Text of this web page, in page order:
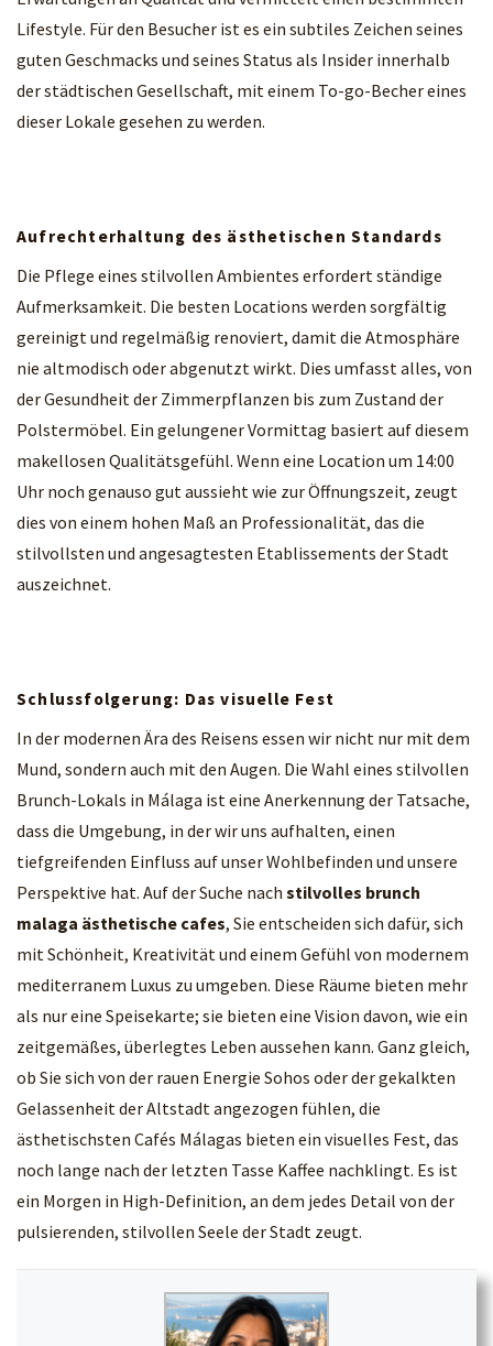
Lifestyle. Für den Besucher ist es ein subtiles Zeichen seines
guten Geschmacks und seines Status als Insider innerhalb
der städtischen Gesellschaft, mit einem To-go-Becher eines
dieser Lokale gesehen zu werden.
Aufrechterhaltung des ästhetischen Standards
Die Pflege eines stilvollen Ambientes erfordert ständige
Aufmerksamkeit. Die besten Locations werden sorgfältig
gereinigt und regelmäßig renoviert, damit die Atmosphäre
nie altmodisch oder abgenutzt wirkt. Dies umfasst alles, von
der Gesundheit der Zimmerpflanzen bis zum Zustand der
Polstermöbel. Ein gelungener Vormittag basiert auf diesem
makellosen Qualitätsgefühl. Wenn eine Location um 14:00
Uhr noch genauso gut aussieht wie zur Öffnungszeit, zeugt
dies von einem hohen Maß an Professionalität, das die
stilvollsten und angesagtesten Etablissements der Stadt
auszeichnet.
Schlussfolgerung: Das visuelle Fest
In der modernen Ära des Reisens essen wir nicht nur mit dem
Mund, sondern auch mit den Augen. Die Wahl eines stilvollen
Brunch-Lokals in Málaga ist eine Anerkennung der Tatsache,
dass die Umgebung, in der wir uns aufhalten, einen
tiefgreifenden Einfluss auf unser Wohlbefinden und unsere
Perspektive hat. Auf der Suche nach stilvolles brunch
malaga ästhetische cafes, Sie entscheiden sich dafür, sich
mit Schönheit, Kreativität und einem Gefühl von modernem
mediterranem Luxus zu umgeben. Diese Räume bieten mehr
als nur eine Speisekarte; sie bieten eine Vision davon, wie ein
zeitgemäßes, überlegtes Leben aussehen kann. Ganz gleich,
ob Sie sich von der rauen Energie Sohos oder der gekalkten
Gelassenheit der Altstadt angezogen fühlen, die
ästhetischsten Cafés Málagas bieten ein visuelles Fest, das
noch lange nach der letzten Tasse Kaffee nachklingt. Es ist
ein Morgen in High-Definition, an dem jedes Detail von der
pulsierenden, stilvollen Seele der Stadt zeugt.